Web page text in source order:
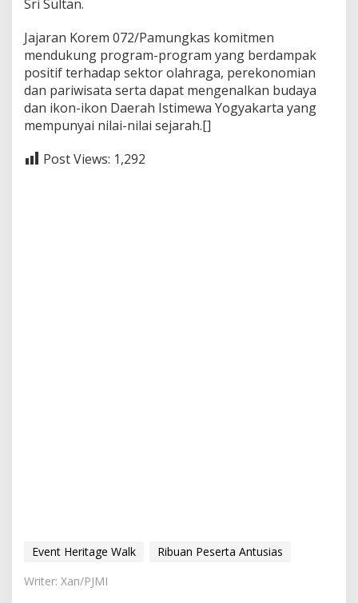
Sri Sultan.
Jajaran Korem 072/Pamungkas komitmen
mendukung program-program yang berdampak
positif terhadap sektor olahraga, perekonomian
dan pariwisata serta dapat mengenalkan budaya
dan ikon-ikon Daerah Istimewa Yogyakarta yang
mempunyai nilai-nilai sejarah.[]
Post Views: 1,292
Event Heritage Walk
Ribuan Peserta Antusias
Writer: Xan/PJMI